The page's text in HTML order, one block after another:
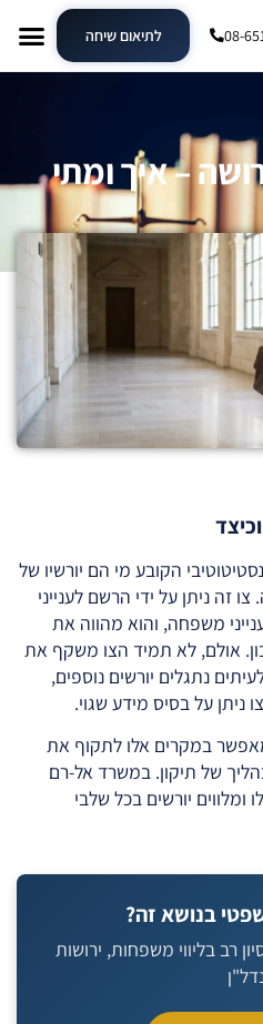
08- לתיאום שיחה
– איך ומתי
הקובע מי הם יורשיו של
זה ניתן על ידי הרשם לענייני
משפחה, והוא מהווה את
אולם, לא תמיד הצו משקף את
נתגלים יורשים נוספים,
ניתן על בסיס מידע שגוי.
התשכ"ה-1965, מאפשר במקרים אלו לתקוף את
של תיקון. במשרד אל-רם
ומלווים יורשים בכל שלבי
בנושא זה?
רב בליווי משפחות, ירושות